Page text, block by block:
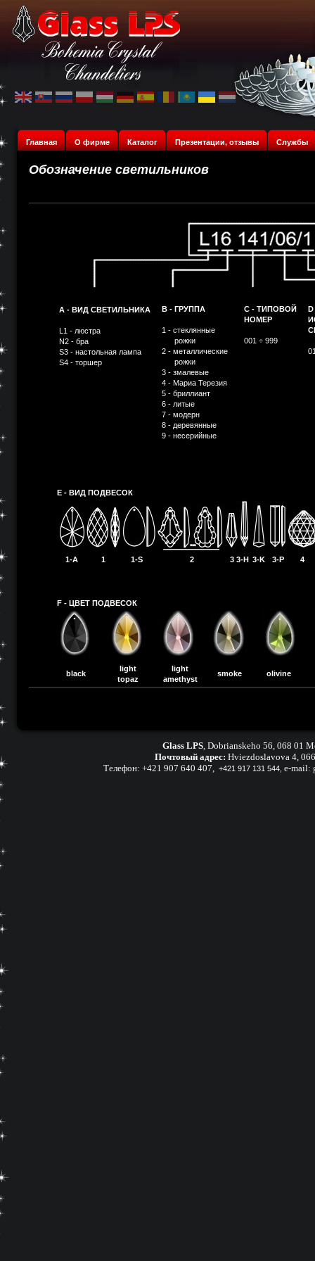
Главная О фирме Каталог Презентации, отзывы Службы
Обозначение светильников
A - ВИД СВЕТИЛЬНИКА
L1 - люстра
N2 - бра
S3 - настольная лампа
S4 - торшер
B - ГРУППА
1 - стеклянные
рожки
2 - металлические
рожки
3 - змалевые
4 - Мариа Терезия
5 - бриллиант
6 - литые
7 - модерн
8 - деревянные
9 - несерийные
C - ТИПОВОЙ
НОМЕР
001 ÷ 999
E - ВИД ПОДВЕСОК
1-A 1 1-S 2 3 3-H 3-K 3-P 4
F - ЦВЕТ ПОДВЕСОК
black
light
topaz
light
amethyst
smoke olivine
Glass LPS, Dobrianskeho 56, 068 01
Почтовый адрес: Hviezdoslavova 4,
Телефон: +421 907 640 407, +421 917 131 544, e-mail: